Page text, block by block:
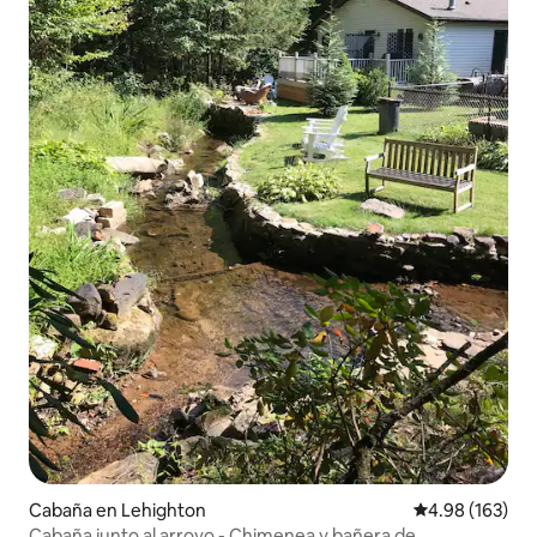
Cabaña en Lehighton Calificación
4.98 (163)